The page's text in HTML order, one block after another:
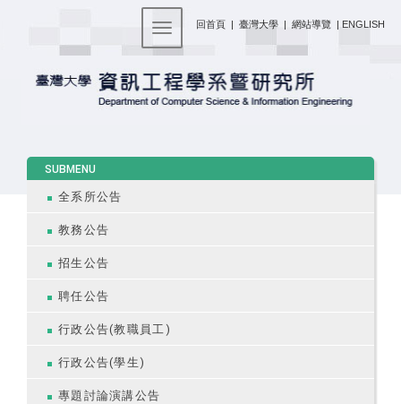
回首頁 | 臺灣大學 | 網站導覽 | ENGLISH
Toggle navigation
SUBMENU
全系所公告
教務公告
招生公告
聘任公告
行政公告(教職員工)
行政公告(學生)
專題討論演講公告